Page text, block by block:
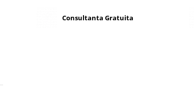
Consultanta Gratuita